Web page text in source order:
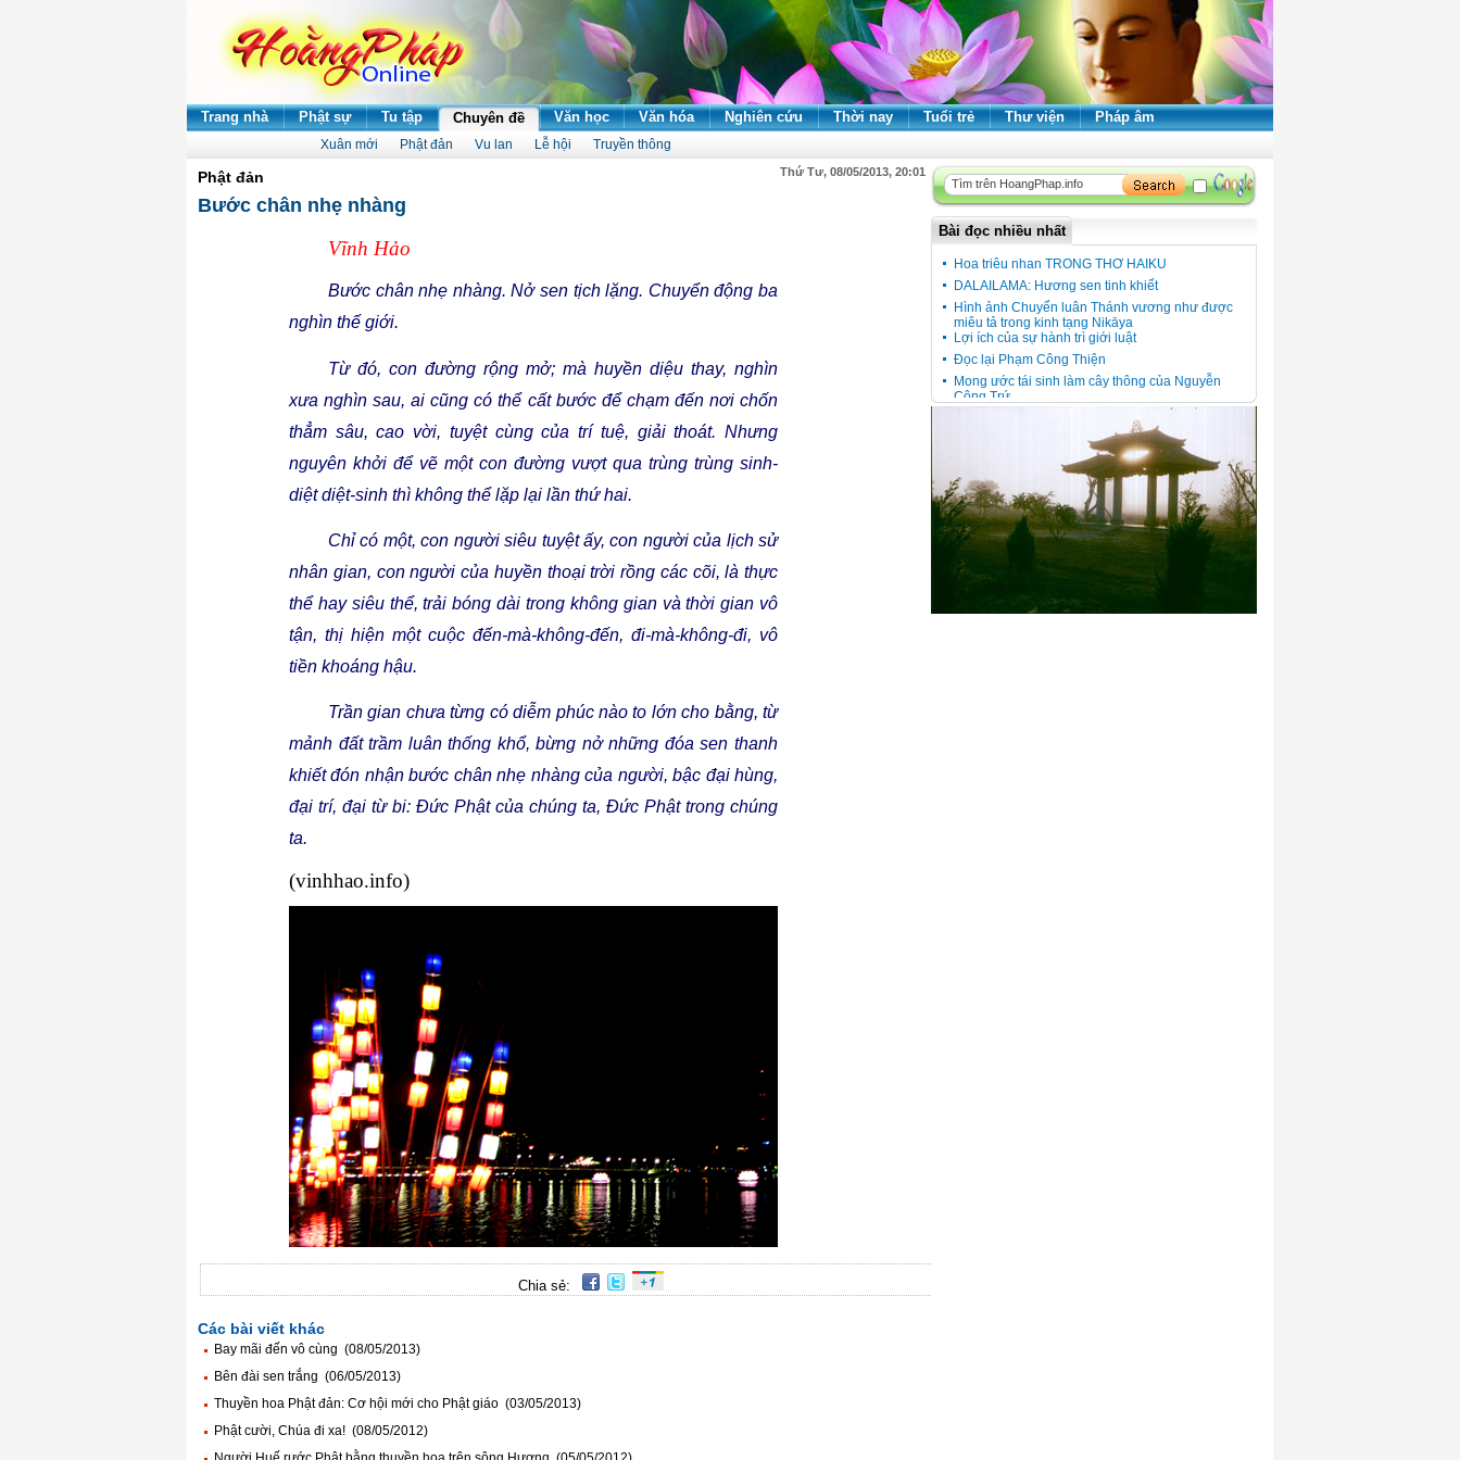
Trang nhà Phật sự Tu tập Chuyên đề Văn học Văn hóa Nghiên cứu Thời nay Tuổi trẻ Thư viện Pháp âm
Xuân mới Phật đản Vu lan Lễ hội Truyền thông
Phật đản Thứ Tư, 08/05/2013, 20:01
Bước chân nhẹ nhàng
Vĩnh Hảo
Bước chân nhẹ nhàng. Nở sen tịch lặng. Chuyển động ba
nghìn thế giới.
Từ đó, con đường rộng mở; mà huyền diệu thay, nghìn
xưa nghìn sau,ai cũng có thể cất bước để chạm đến nơi chốn
thẳm sâu,cao vời, tuyệt cùng của trí tuệ, giải thoát.Nhưng
nguyên khởi để vẽ mộtcon đường vượtqua trùng trùng sinh-
diệt diệt-sinh thì không thể lặp lại lần thứ hai.
Chỉ có một, con người siêu tuyệt ấy, con người của lịch sử
nhân gian, conngười của huyền thoại trời rồng các cõi,là thực
thểhay siêu thể,trải bóng dài trong không gian và thời gian vô
tận, thị hiện một cuộc đến-mà-không-đến, đi-mà-không-đi, vô
tiền khoáng hậu.
Trần gian chưa từng có diễm phúc nàoto lớn cho bằng,từ
mảnh đất trầm luân thống khổ,bừng nở những đóa sen thanh
khiết đón nhận bước chân nhẹ nhàng của người,bậc đại hùng,
đại trí, đại từbi: Đức Phật của chúng ta, Đức Phật trong chúng
ta.
(vinhhao.info)
Chia sẻ:
Các bài viết khác
Bay mãi đến vô cùng (08/05/2013)
Bên đài sen trắng (06/05/2013)
Thuyền hoa Phật đản: Cơ hội mới cho Phật giáo (03/05/2013)
Phật cười, Chúa đi xa! (08/05/2012)
Bài đọc nhiều nhất
Hoa triêu nhan TRONG THƠ HAIKU
DALAILAMA: Hương sen tinh khiết
Hình ảnh Chuyển luân Thánh vương như được
miêu tả trong kinh tạng Nikāya
Lợi ích của sự hành trì giới luật
Đọc lại Phạm Công Thiện
Mong ước tái sinh làm cây thông của Nguyễn
Công Trứ
Cầu ngói Thanh Toàn - Nét đẹp kiến trúc giữa